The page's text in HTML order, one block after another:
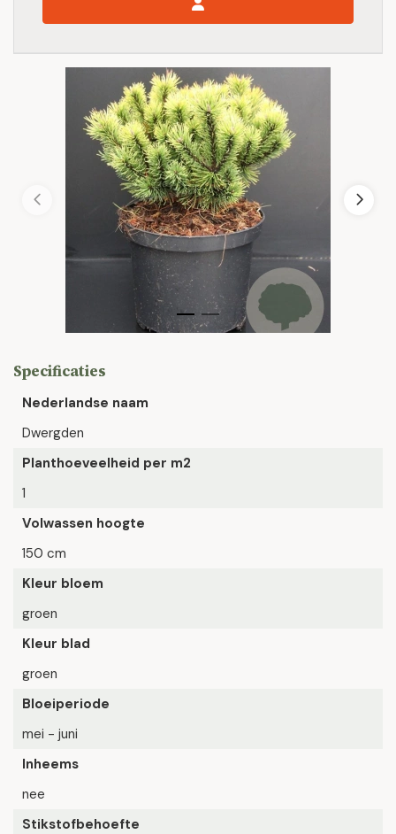
Specificaties
Nederlandse naam
Dwergden
Planthoeveelheid per m2
1
Volwassen hoogte
150 cm
Kleur bloem
groen
Kleur blad
groen
Bloeiperiode
mei - juni
Inheems
nee
Stikstofbehoefte